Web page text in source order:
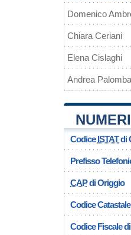
Domenico
Chiara Ceriani
Elena Cislaghi
Andrea Palomba
CodiceISTATdi
Prefisso
CAPdi Origgio
Codice
Codice Fiscale